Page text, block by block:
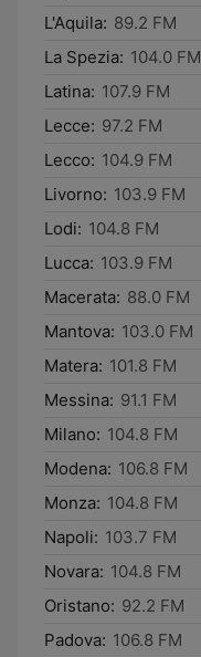
L'Aquila: 89.2 FM
La Spezia: 104.0 FM
Latina: 107.9 FM
Lecce: 97.2 FM
Lecco: 104.9 FM
Livorno: 103.9 FM
Lodi: 104.8 FM
Lucca: 103.9 FM
Macerata: 88.0 FM
Mantova: 103.0 FM
Matera: 101.8 FM
Messina: 91.1 FM
Milano: 104.8 FM
Modena: 106.8 FM
Monza: 104.8 FM
Napoli: 103.7 FM
Novara: 104.8 FM
Oristano: 92.2 FM
Padova: 106.8 FM